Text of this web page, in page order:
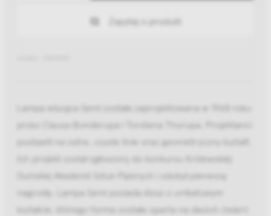
Zapytaj o produkt
Lampa wisząca Semi została zaprojektowana w 1968 roku
przez Clausa Bonderupa i Torstena Thorupa. Projektanci
postawili na ostre, czyste linie oraz geometryczny kształt.
Ich projekt został zgłoszony do konkursu Królewskiej
Duńskiej Akademii Sztuk Pięknych i zdobył pierwszą
nagrodę. Lampa Semi posiada klosz o unikatowym
kształcie, którego forma została oparta na dwóch ćwierć